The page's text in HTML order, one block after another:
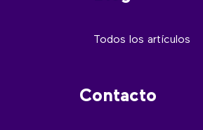
Todos los artículos
Contacto